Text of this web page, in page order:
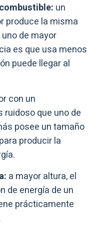
un
produce la misma
de mayor
es que usa menos
puede llegar al
con un
que uno de
posee un tamaño
producir la
a mayor altura, el
de energía de un
prácticamente